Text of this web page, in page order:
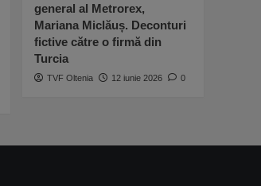
general al Metrorex,
Mariana Miclăuș. Deconturi
fictive către o firmă din
Turcia
TVF Oltenia 12 iunie 2026 0